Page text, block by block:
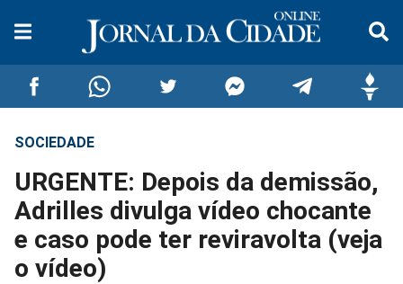
Compartilhar
no
Facebook
Compartilhar
no
Whatsapp
no
Twitter
no
Messenger
no
Telegram
no
Gettr
SOCIEDADE
URGENTE: Depois da demissão,
Adrilles divulga vídeo chocante
e caso pode ter reviravolta (veja
o vídeo)